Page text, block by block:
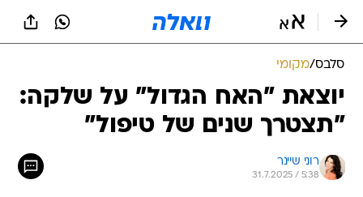
סלבס/מקומי
יוצאת "האח הגדול" על שלקה:
"תצטרך שנים של טיפול"
רוני שיינר
31.7.2025 / 5:38